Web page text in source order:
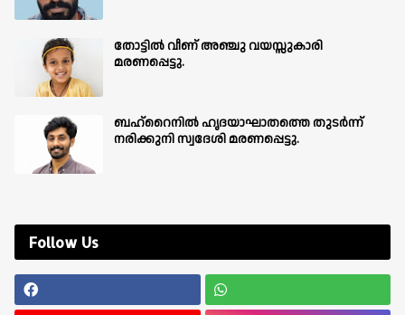
തോട്ടിൽ വീണ് അഞ്ചു വയസ്സുകാരി
മരണപ്പെട്ടു.
ബഹ്‌റൈനിൽ ഹൃദയാഘാതത്തെ തുടർന്ന്
നരിക്കുനി സ്വദേശി മരണപ്പെട്ടു.
Follow Us